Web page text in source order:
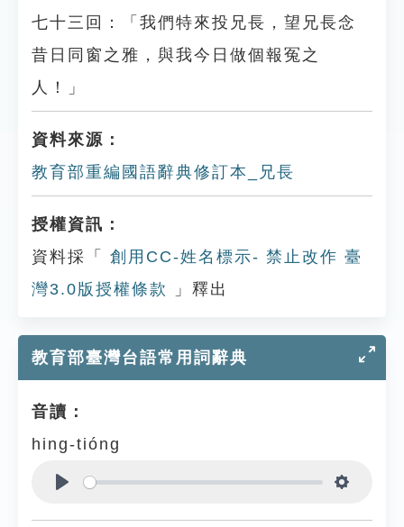
七十三回：「我們特來投兄長，望兄長念
昔日同窗之雅，與我今日做個報冤之
人！」
資料來源：
教育部重編國語辭典修訂本_兄長
授權資訊：
資料採「
創用CC-姓名標示- 禁止改作 臺
灣3.0版授權條款
」釋出
教育部臺灣台語常用詞辭典
音讀：
hing-tióng